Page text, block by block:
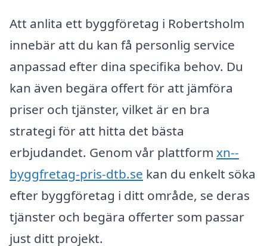
Att anlita ett byggföretag i Robertsholm
innebär att du kan få personlig service
anpassad efter dina specifika behov. Du
kan även begära offert för att jämföra
priser och tjänster, vilket är en bra
strategi för att hitta det bästa
erbjudandet. Genom vår plattform xn--
byggfretag-pris-dtb.se kan du enkelt söka
efter byggföretag i ditt område, se deras
tjänster och begära offerter som passar
just ditt projekt.